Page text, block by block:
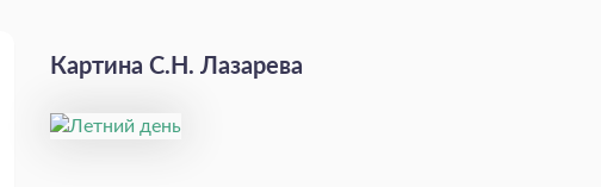
Картина С.Н. Лазарева